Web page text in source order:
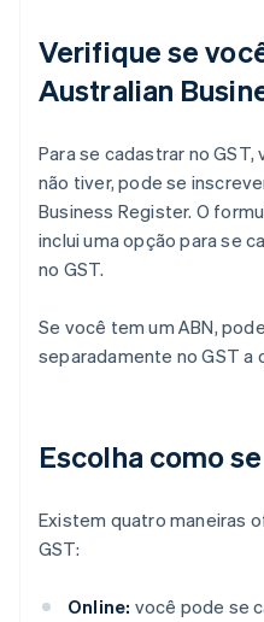
Verifique se
Australian
Para se cadastrar no
não tiver, pode se
Business Register. O
inclui uma opção para se
no GST.
Se você tem um ABN,
separadamente no GST a
Escolha como
Existem quatro maneiras
GST:
Online: você pode se